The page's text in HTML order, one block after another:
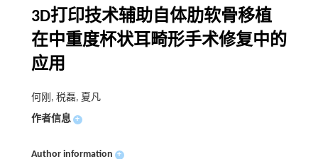
3D打印技术辅助自体肋软骨移植
在中重度杯状耳畸形手术修复中的
应用
何刚, 税磊, 夏凡
作者信息 +
Author information +